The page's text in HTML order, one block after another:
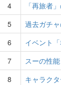
4
「再旅者
5
過去ガチ
6
イベント
7
スーの性
8
キャラク